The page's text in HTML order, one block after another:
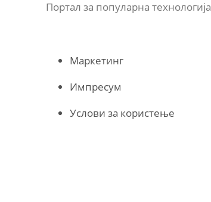
Портал за популарна технологија
Маркетинг
Импресум
Услови за користење